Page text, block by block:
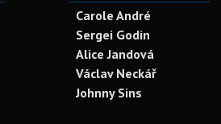
Carole André
Sergei Godin
Alice Jandová
Václav Neckář
Johnny Sins